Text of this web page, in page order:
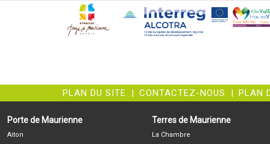
PLAN DU SITE | CONTACTEZ-NOUS | PLAN
Porte de Maurienne
Aiton
Terres de Maurienne
La Chambre